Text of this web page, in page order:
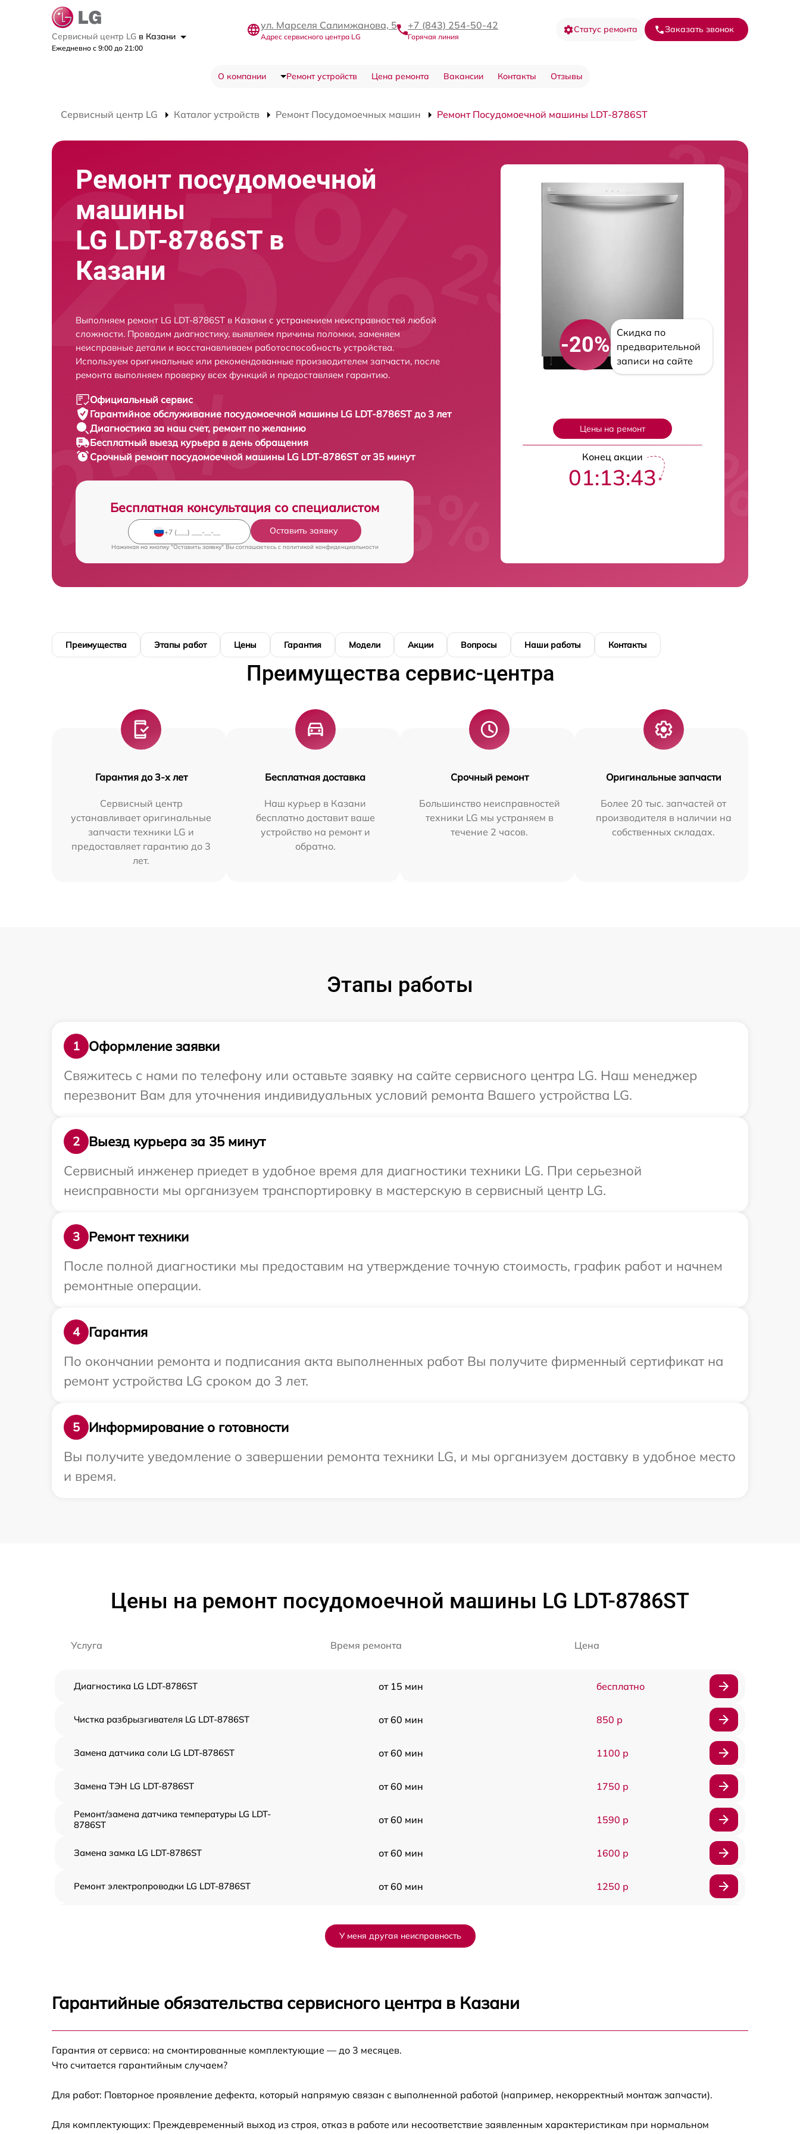
Сервисный центр LG в Казани
Ежедневно с 9:00 до 21:00
ул. Марселя Салимжанова, 5
Адрес сервисного центра LG
+7 (843) 254-50-42
Горячая линия
Статус ремонта Заказать звонок
О компании Ремонт устройств Цена ремонта Вакансии Контакты Отзывы
Сервисный центр LG Каталог устройств Ремонт Посудомоечных машин Ремонт Посудомоечной машины LDT-8786ST
Ремонт посудомоечной
машины
LG LDT-8786ST в
Казани
Выполняем ремонт LG LDT-8786ST в Казани с устранением неисправностей любой
сложности. Проводим диагностику, выявляем причины поломки, заменяем
неисправные детали и восстанавливаем работоспособность устройства.
Используем оригинальные или рекомендованные производителем запчасти, после
ремонта выполняем проверку всех функций и предоставляем гарантию.
Официальный сервис
Гарантийное обслуживание посудомоечной машины LG LDT-8786ST до 3 лет
Диагностика за наш счет, ремонт по желанию
Бесплатный выезд курьера в день обращения
Срочный ремонт посудомоечной машины LG LDT-8786ST от 35 минут
Бесплатная консультация со специалистом
Оставить заявку
Нажимая на кнопку "Оставить заявку" Вы соглашаетесь c политикой конфиденциальности
-20%
Скидка по
предварительной
записи на сайте
Цены на ремонт
Конец акции
01:13:42
Преимущества Этапы работ Цены Гарантия Модели Акции Вопросы Наши работы Контакты
Преимущества сервис-центра
Гарантия до 3-х лет
Сервисный центр
устанавливает оригинальные
запчасти техники LG и
предоставляет гарантию до 3
лет.
Бесплатная доставка
Наш курьер в Казани
бесплатно доставит ваше
устройство на ремонт и
обратно.
Срочный ремонт
Большинство неисправностей
техники LG мы устраняем в
течение 2 часов.
Оригинальные запчасти
Более 20 тыс. запчастей от
производителя в наличии на
собственных складах.
Этапы работы
1
Оформление заявки
Свяжитесь с нами по телефону или оставьте заявку на сайте сервисного центра LG. Наш менеджер
перезвонит Вам для уточнения индивидуальных условий ремонта Вашего устройства LG.
2
Выезд курьера за 35 минут
Сервисный инженер приедет в удобное время для диагностики техники LG. При серьезной
неисправности мы организуем транспортировку в мастерскую в сервисный центр LG.
3
Ремонт техники
После полной диагностики мы предоставим на утверждение точную стоимость, график работ и начнем
ремонтные операции.
4
Гарантия
По окончании ремонта и подписания акта выполненных работ Вы получите фирменный сертификат на
ремонт устройства LG сроком до 3 лет.
5
Информирование о готовности
Вы получите уведомление о завершении ремонта техники LG, и мы организуем доставку в удобное место
и время.
Цены на ремонт посудомоечной машины LG LDT-8786ST
Услуга Время ремонта Цена
Диагностика LG LDT-8786ST от 15 мин бесплатно
Чистка разбрызгивателя LG LDT-8786ST от 60 мин 850 р
Замена датчика соли LG LDT-8786ST от 60 мин 1100 р
Замена ТЭН LG LDT-8786ST от 60 мин 1750 р
Ремонт/замена датчика температуры LG LDT-
8786ST
от 60 мин 1590 р
Замена замка LG LDT-8786ST от 60 мин 1600 р
Ремонт электропроводки LG LDT-8786ST от 60 мин 1250 р
Замена панели управления LG LDT-8786ST от 60 мин
Замена разбрызгивателя LG LDT-8786ST от 60 мин 750 р
У меня другая неисправность
Гарантийные обязательства сервисного центра в Казани
Гарантия от сервиса: на смонтированные комплектующие — до 3 месяцев.
Что считается гарантийным случаем?
Для работ: Повторное проявление дефекта, который напрямую связан с выполненной работой (например, некорректный монтаж запчасти).
Для комплектующих: Преждевременный выход из строя, отказ в работе или несоответствие заявленным характеристикам при нормальном